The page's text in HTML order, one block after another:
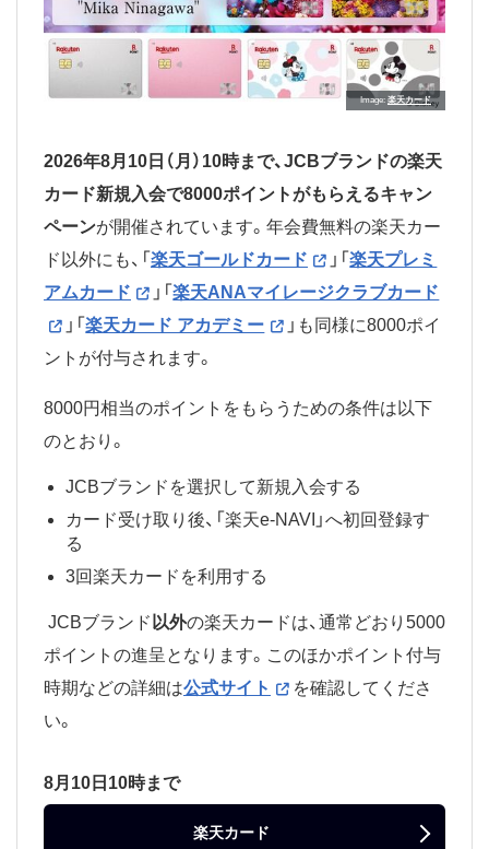
Image 楽天カード
2026年8月10日（月）10時まで、JCBブランドの楽天
カード新規入会で8000ポイントがもらえるキャン
ペーンが開催されています。年会費無料の楽天カー
ド以外にも、「 楽天ゴールドカード 」「楽天プレミ
アムカード
」「楽天ANAマイレージクラブカード
」「楽天カード アカデミー
」も同様に8000ポイ
ントが付与されます。
8000円相当のポイントをもらうための条件は以下
のとおり。
JCBブランドを選択して新規入会する
カード受け取り後、「楽天e-NAVI」へ初回登録す
る
3回楽天カードを利用する
JCBブランド 以外の楽天カードは、通常どおり5000
ポイントの進呈となります。このほかポイント付与
時期などの詳細は公式サイト
を確認してくださ
い。
8月10日10時まで
楽天カード